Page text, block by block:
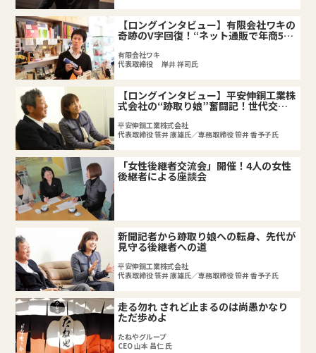
【ロングインタビュー】有限会社ワキの
奇跡のV字回復！“ネット通販で年商5億
円”を実現した若きリーダーの挑戦
有限会社ワキ
代表取締役 岸井 祥司氏
【ロングインタビュー】平安伸銅工業株
式会社の“跡取り娘”奮闘記！世代交代
がもたらした社内革命
平安伸銅工業株式会社
代表取締役 笹井 康雄氏／専務取締役 笹井 香予子氏
「女性後継者交流会」開催！4人の女性
後継者による座談会
新聞記者から跡取り娘への転身、先代が
見守る後継者への道
平安伸銅工業株式会社
代表取締役 笹井 康雄氏／専務取締役 笹井 香予子氏
走る勿れ されど止まるのは尚愚かなり
ただ歩めよ
たねやグループ
CEO 山本 昌仁 氏